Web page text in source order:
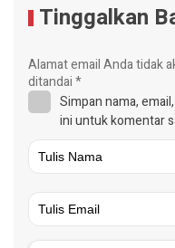
Tinggalkan
Alamat email Anda tidak
ditandai*
Simpan nama,
ini untuk komentar